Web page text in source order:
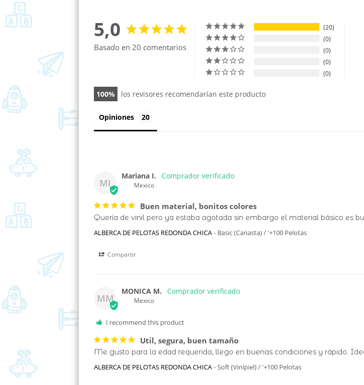
5,0
Basado en 20 comentarios
20
0
0
0
0
100 los revisores recomendarían este producto
Opiniones
MI
Mariana I.
Mexico
Buen material, bonitos colores
ALBERCA DE PELOTAS REDONDA CHICA
Basic (Canasta) / '+100 Pelotas
Compartir
MM
MONICA M.
Mexico
Util, segura, buen tamaño
ALBERCA DE PELOTAS REDONDA CHICA
Soft (Vinipiel) / '+100 Pelotas